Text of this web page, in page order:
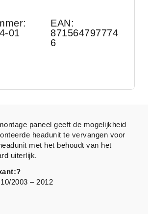
01
EAN:
871564797774
6
paneel geeft de mogelijkheid
headunit te vervangen voor
met het behoudt van het
uiterlijk.
2003 – 2012